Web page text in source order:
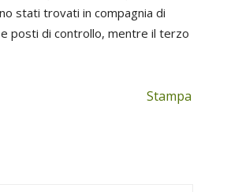
stati trovati in compagnia di
posti di controllo, mentre il terzo
Stampa